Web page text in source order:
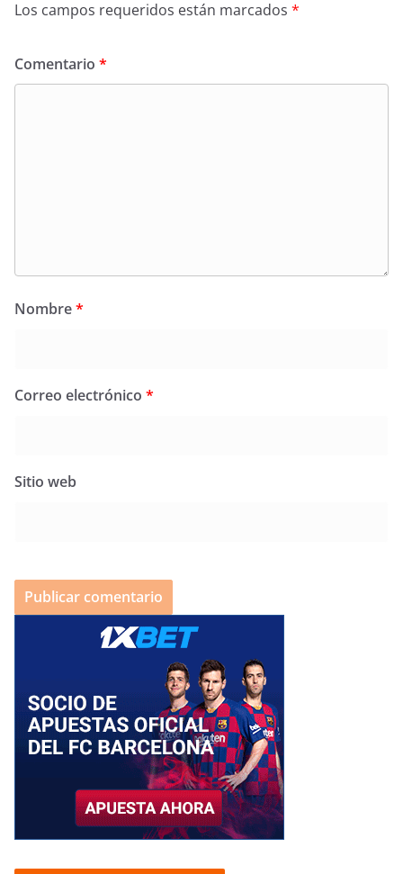
Los campos requeridos están marcados *
Comentario *
Nombre*
Correo electrónico *
Sitio web